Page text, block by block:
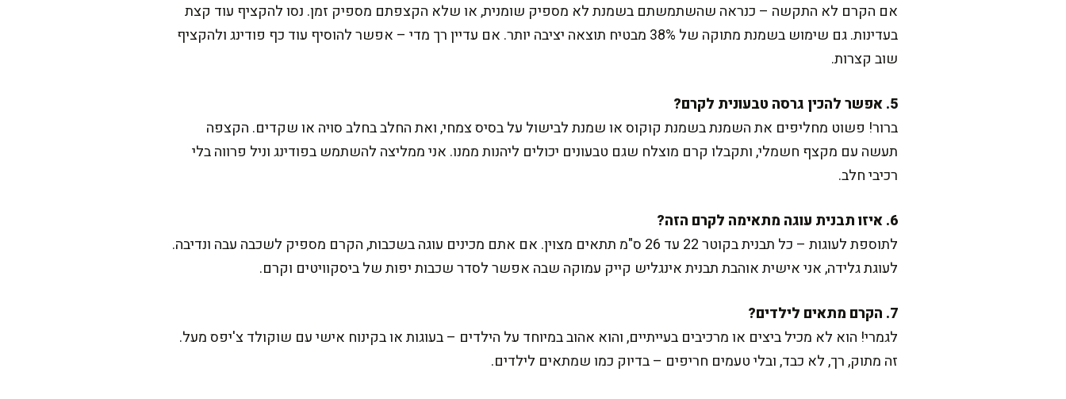
אם הקרם לא התקשה – כנראה שהשתמשתם בשמנת לא מספיק שומנית, או שלא הקצפתם מספיק זמן. נסו להקציף עוד קצת
בעדינות. גם שימוש בשמנת מתוקה של 38% מבטיח תוצאה יציבה יותר. אם עדיין רך מדי – אפשר להוסיף עוד כף פודינג ולהקציף
שוב קצרות.
5. אפשר להכין גרסה טבעונית לקרם?
ברור! פשוט מחליפים את השמנת בשמנת קוקוס או שמנת לבישול על בסיס צמחי, ואת החלב בחלב סויה או שקדים. הקצפה
תעשה עם מקצף חשמלי, ותקבלו קרם מוצלח שגם טבעונים יכולים ליהנות ממנו. אני ממליצה להשתמש בפודינג וניל פרווה בלי
רכיבי חלב.
6. איזו תבנית עוגה מתאימה לקרם הזה?
לתוספת לעוגות – כל תבנית בקוטר 22 עד 26 ס"מ תתאים מצוין. אם אתם מכינים עוגה בשכבות, הקרם מספיק לשכבה עבה ונדיבה.
לעוגת גלידה, אני אישית אוהבת תבנית אינגליש קייק עמוקה שבה אפשר לסדר שכבות יפות של ביסקוויטים וקרם.
7. הקרם מתאים לילדים?
לגמרי! הוא לא מכיל ביצים או מרכיבים בעייתיים, והוא אהוב במיוחד על הילדים – בעוגות או בקינוח אישי עם שוקולד צ'יפס מעל.
זה מתוק, רך, לא כבד, ובלי טעמים חריפים – בדיוק כמו שמתאים לילדים.